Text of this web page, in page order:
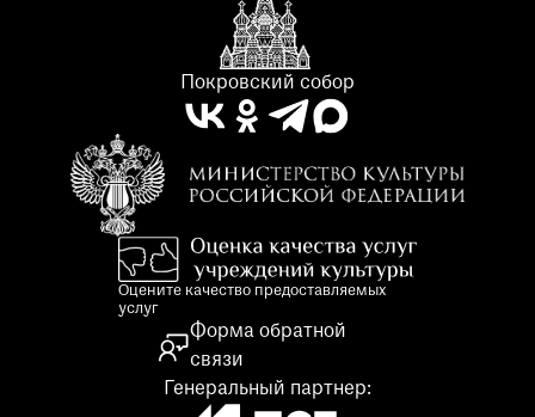
Покровский собор
Генеральный партнер:
Оцените качество предоставляемых
услуг
Форма обратной
связи